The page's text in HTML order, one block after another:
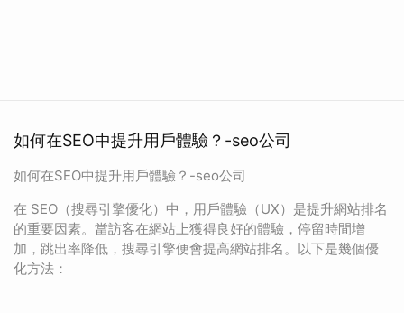
如何在SEO中提升用戶體驗？-seo公司
如何在SEO中提升用戶體驗？-seo公司
在 SEO（搜尋引擎優化）中，用戶體驗（UX）是提升網站排名
的重要因素。當訪客在網站上獲得良好的體驗，停留時間增
加，跳出率降低，搜尋引擎便會提高網站排名。以下是幾個優
化方法：